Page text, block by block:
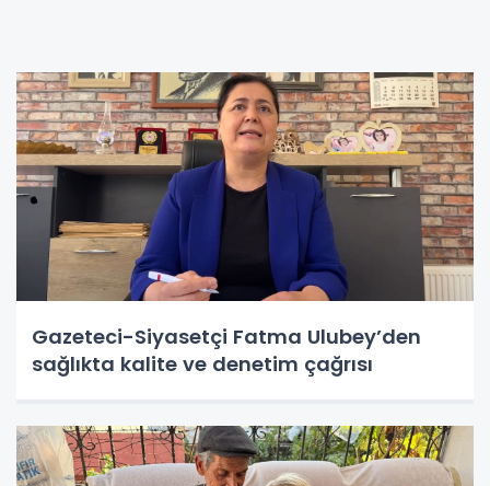
Gazeteci-Siyasetçi Fatma Ulubey’den
sağlıkta kalite ve denetim çağrısı